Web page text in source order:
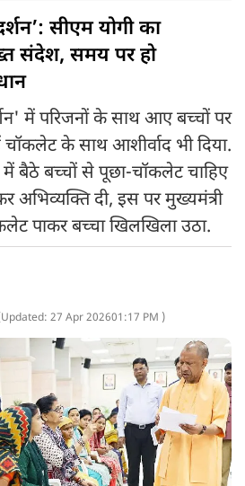
सीएम योगी का
संदेश, समय पर हो
में परिजनों के साथ आए बच्चों पर
चॉकलेट के साथ आशीर्वाद भी दिया.
में बैठे बच्चों से पूछा-चॉकलेट चाहिए
अभिव्यक्ति दी, इस पर मुख्यमंत्री
पाकर बच्चा खिलखिला उठा.
Updated: 27 Apr 202601:17 PM )